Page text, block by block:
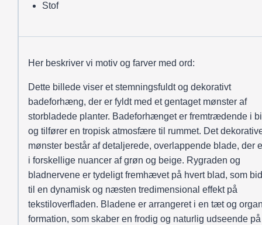
Stof
Her beskriver vi motiv og farver med ord:
Dette billede viser et stemningsfuldt og dekorativt
badeforhæng, der er fyldt med et gentaget mønster af
storbladede planter. Badeforhænget er fremtrædende i
og tilfører en tropisk atmosfære til rummet. Det
mønster består af detaljerede, overlappende blade, der
i forskellige nuancer af grøn og beige. Rygraden og
bladnervene er tydeligt fremhævet på hvert blad, som
til en dynamisk og næsten tredimensional effekt på
tekstiloverfladen. Bladene er arrangeret i en tæt og
formation, som skaber en frodig og naturlig udseende